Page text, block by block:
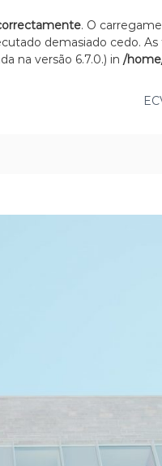
. O
demasiado cedo.
na versão 6.7.0.) in /